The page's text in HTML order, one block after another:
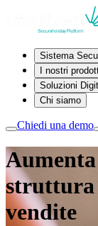
Sistema
I nostri
Soluzioni
Chi siamo
Chiedi una demo
struttura
vendite